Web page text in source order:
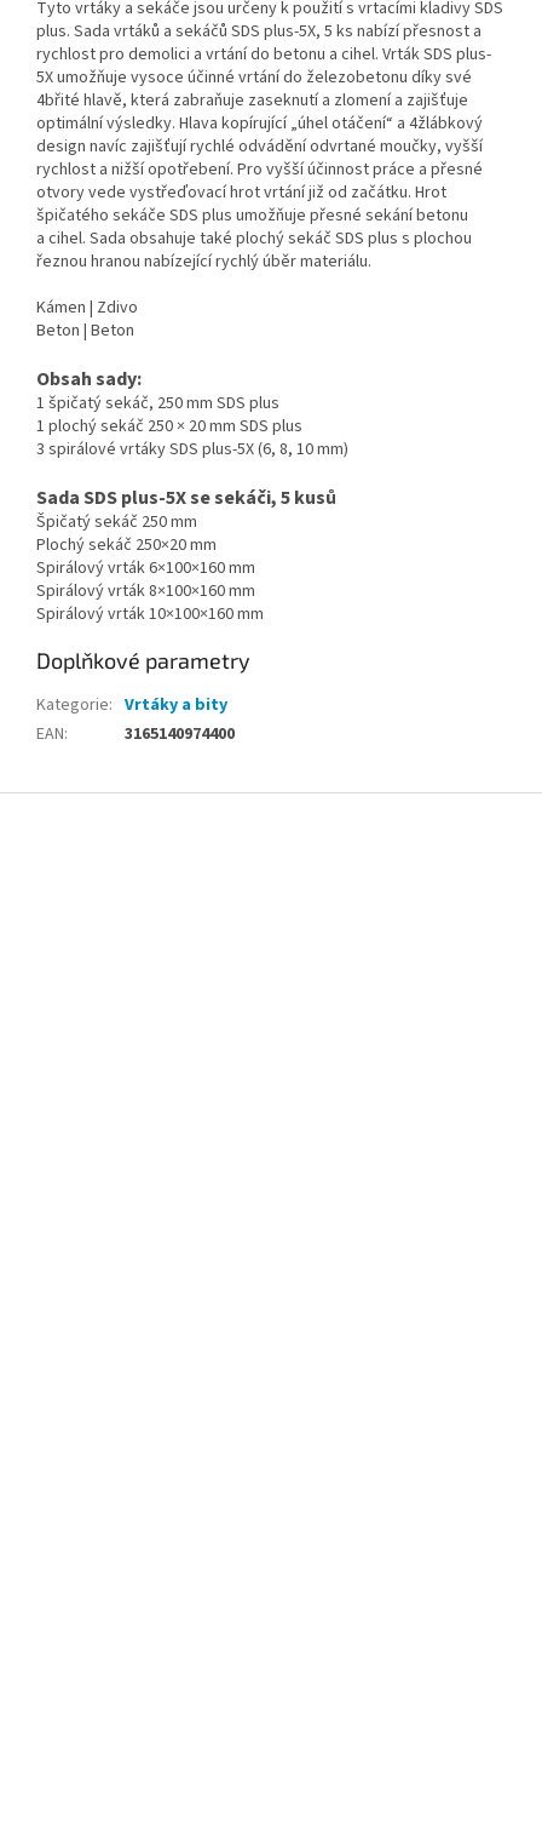
Tyto vrtáky a sekáče jsou určeny k použití s vrtacími kladivy SDS
plus. Sada vrtáků a sekáčů SDS plus-5X, 5 ks nabízí přesnost a
rychlost pro demolici a vrtání do betonu a cihel. Vrták SDS plus-
5X umožňuje vysoce účinné vrtání do železobetonu díky své
4břité hlavě, která zabraňuje zaseknutí a zlomení a zajišťuje
optimální výsledky. Hlava kopírující „úhel otáčení“ a 4žlábkový
design navíc zajišťují rychlé odvádění odvrtané moučky, vyšší
rychlost a nižší opotřebení. Pro vyšší účinnost práce a přesné
otvory vede vystřeďovací hrot vrtání již od začátku. Hrot
špičatého sekáče SDS plus umožňuje přesné sekání betonu
a cihel. Sada obsahuje také plochý sekáč SDS plus s plochou
řeznou hranou nabízející rychlý úběr materiálu.
Kámen | Zdivo
Beton | Beton
Obsah sady:
1 špičatý sekáč, 250 mm SDS plus
1 plochý sekáč 250 × 20 mm SDS plus
3 spirálové vrtáky SDS plus-5X (6, 8, 10 mm)
Sada SDS plus-5X se sekáči, 5 kusů
Špičatý sekáč 250 mm
Plochý sekáč 250×20 mm
Spirálový vrták 6×100×160 mm
Spirálový vrták 8×100×160 mm
Spirálový vrták 10×100×160 mm
Doplňkové parametry
Kategorie: Vrtáky a bity
EAN: 3165140974400